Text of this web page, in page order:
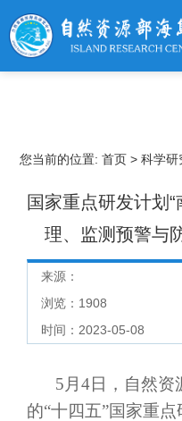
您当前的位置: 首页> 科学研
国家重点研发计划
理、监测预警与
来源：
浏览： 1908
时间：2023-05-08
5月4日，自然资
的“十四五”国家重